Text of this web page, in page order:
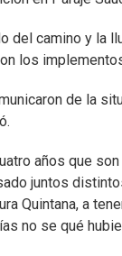
del camino y la
los
de la
años que
juntos
Quintana, a
no se qué